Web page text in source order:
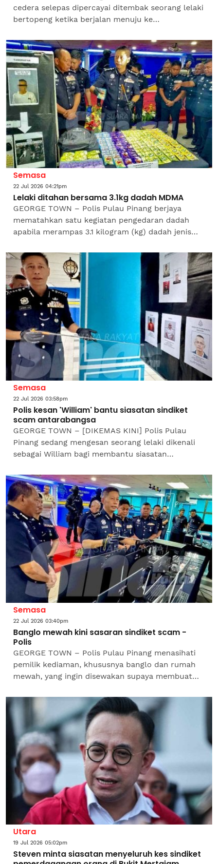
cedera selepas dipercayai ditembak seorang lelaki
bertopeng ketika berjalan menuju ke
mangsa membeli telur...
Semasa
22 Jul 2026 04:21pm
Lelaki ditahan bersama 3.1kg dadah MDMA
GEORGE TOWN – Polis Pulau Pinang berjaya
mematahkan satu kegiatan pengedaran dadah
apabila merampas 3.1 kilogram (kg) dadah jenis
dianggarkan bernilai...
Semasa
22 Jul 2026 03:58pm
Polis kesan 'William' bantu siasatan sindiket
scam antarabangsa
GEORGE TOWN – [DIKEMAS KINI] Polis Pulau
Pinang sedang mengesan seorang lelaki dikenali
sebagai William bagi membantu siasatan
beroperasi di beberapa...
Semasa
22 Jul 2026 03:40pm
Banglo mewah kini sasaran sindiket scam -
Polis
GEORGE TOWN – Polis Pulau Pinang menasihati
pemilik kediaman, khususnya banglo dan rumah
mewah, yang ingin disewakan supaya membuat
bagi mengelakkan...
Utara
19 Jul 2026 05:02pm
Steven minta siasatan menyeluruh kes sindiket